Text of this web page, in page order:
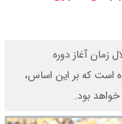
زمان آغاز دوره
است که بر این اساس،